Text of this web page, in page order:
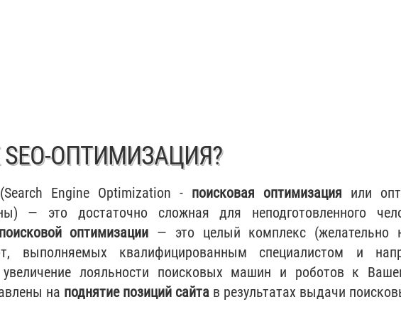
ОПТИМИЗАЦИЯ?
Engine Optimization - поисковая оптимизация или
— это достаточно сложная для неподготовленного
поисковой оптимизации — это целый комплекс (желательно
выполняемых квалифицированным специалистом и
лояльности поисковых машин и роботов к
на поднятие позиций сайта в результатах выдачи